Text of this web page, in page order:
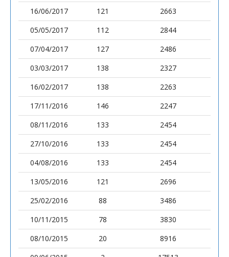
16/06/2017
121
2663
05/05/2017
112
2844
07/04/2017
127
2486
03/03/2017
138
2327
16/02/2017
138
2263
17/11/2016
146
2247
08/11/2016
133
2454
27/10/2016
133
2454
04/08/2016
133
2454
13/05/2016
121
2696
25/02/2016
88
3486
10/11/2015
78
3830
08/10/2015
20
8916